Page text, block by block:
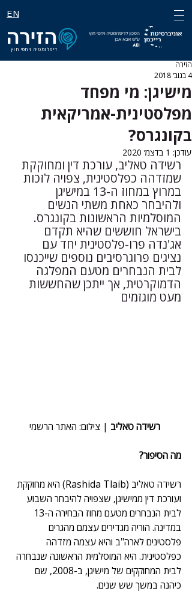
EN
דיפלומטיה ויחסי חוץ
מישיגן: מי מפחד
מפלסטינית-אמריקאית
בקונגרס?
הזירה
4 בנוב׳ 2018
עודכן: 1 בדצמ׳ 2020
רשידה טאליב, עורכת דין ומחוקקת
שמזדהה כפלסטינית, צפויה לזכות
במרוץ במחוז ה-13 במישיגן
ולהיבחר כאחת משתי הנשים
המוסלמיות הראשונות בקונגרס.
בישראל חוששים שהיא תקדם
אג'נדה פרו-פלסטינית יחד עם
נציגים פרוגרסיבים נוספים שייכנסו
לבית הנבחרים מטעם המפלגה
הדמוקרטית, אך ייתכן שהחששות
מעט מוגזמים
רשידה טאליב | צילום: האתר הרשמי
מה הסיפור?
רשידה טאליב (Rashida Tlaib) היא מחוקקת
ועורכת דין ממישיגן, שצפויה להיבחר השבוע
במדינה. הוריה מגדירים עצמם מהגרים
פלסטינים לארה"ב והיא עצמה מזדהה
כפלסטינית. היא המוסלמית הראשונה שנבחרה
לבית המחוקקים של מישיגן, ב-2008, שם
כיהנה במשך שש שנים.